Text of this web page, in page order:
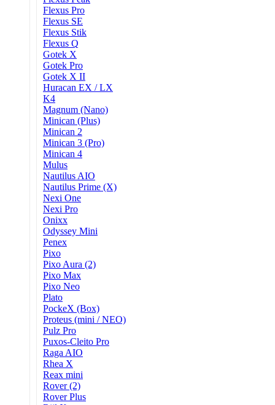
Flexus Pro
Flexus SE
Flexus Stik
Flexus Q
Gotek X
Gotek Pro
Gotek X II
Huracan EX / LX
K4
Magnum (Nano)
Minican (Plus)
Minican 2
Minican 3 (Pro)
Minican 4
Mulus
Nautilus AIO
Nautilus Prime (X)
Nexi One
Nexi Pro
Onixx
Odyssey Mini
Penex
Pixo
Pixo Aura (2)
Pixo Max
Pixo Neo
Plato
PockeX (Box)
Proteus (mini / NEO)
Pulz Pro
Puxos-Cleito Pro
Raga AIO
Rhea X
Reax mini
Rover (2)
Rover Plus